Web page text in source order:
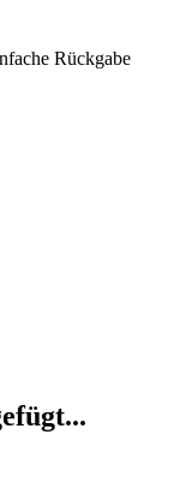
Rückgabe